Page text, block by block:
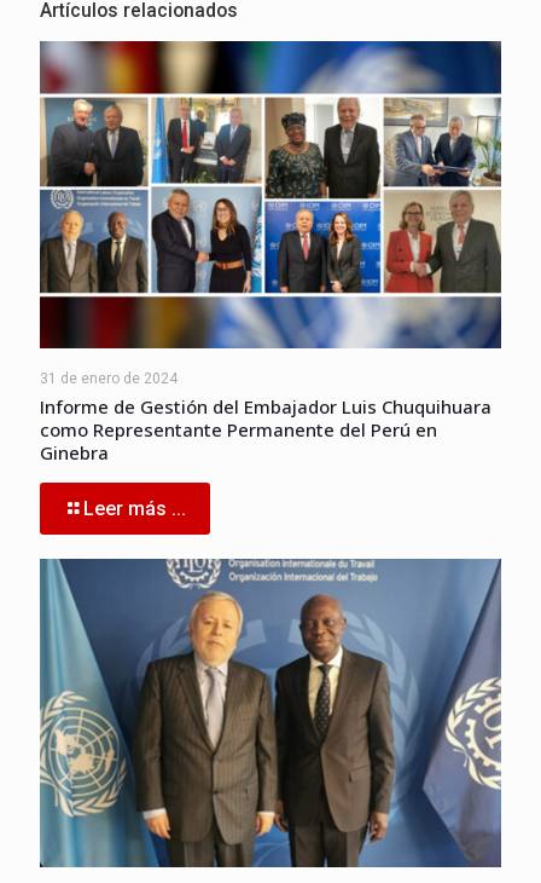
Artículos relacionados
31 de enero de 2024
Informe de Gestión del Embajador Luis Chuquihuara
como Representante Permanente del Perú en
Ginebra
Leer más ...